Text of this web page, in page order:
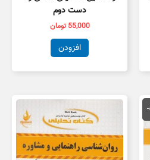
دست دوم
55,000 تومان
افزودن